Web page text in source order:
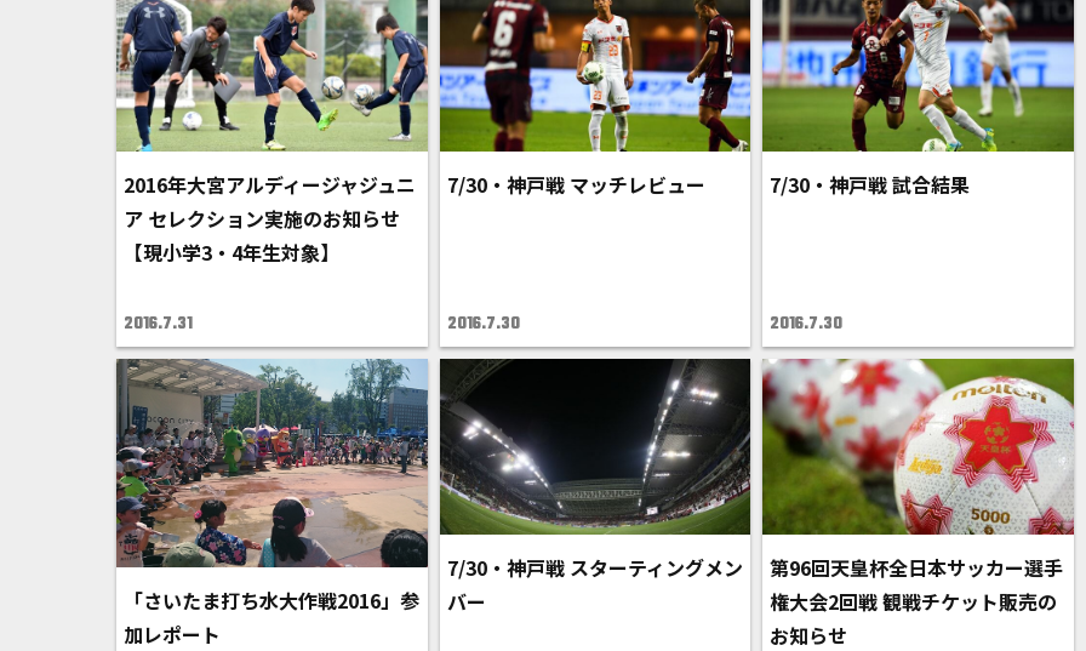
2016年大宮アルディージャジュニ
ア セレクション実施のお知らせ
【現小学3・4年生対象】
2016.7.31
7/30・神戸戦 マッチレビュー
2016.7.30
7/30・神戸戦 試合結果
2016.7.30
「さいたま打ち水大作戦2016」参
加レポート
7/30・神戸戦 スターティングメン
バー
第96回天皇杯全日本サッカー選手
権大会2回戦 観戦チケット販売の
お知らせ